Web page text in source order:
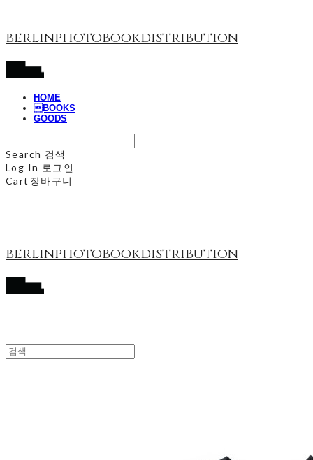
berlinphotobookdistribution
HOME
BOOKS
GOODS
Search 검색
Log In 로그인
Cart 장바구니
berlinphotobookdistribution